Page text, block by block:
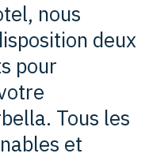
nous
deux
pour
Tous les
et